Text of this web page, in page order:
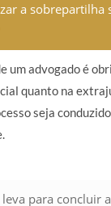
a sobrepartilha
um advogado é
quanto na
seja
para concluir